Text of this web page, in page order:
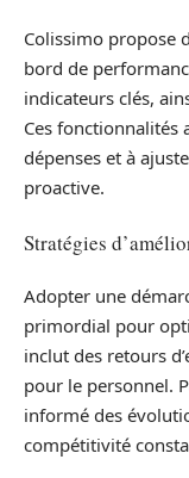
Colissimo propose
bord de
indicateurs clés,
Ces fonctionnalités
dépenses et à
proactive.
Stratégies
Adopter une
primordial pour
inclut des retours
pour le personnel.
informé des
compétitivité